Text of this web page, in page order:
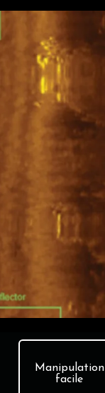
Manipulation
facile